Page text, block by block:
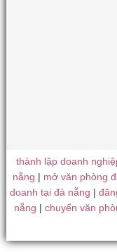
thành lập doanh
nẵng | mở văn phòng
doanh tại đà nẵng |
nẵng | chuyển văn